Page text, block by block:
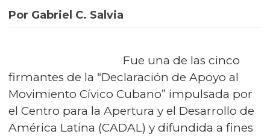
Por Gabriel C. Salvia
Fue una de las cinco
firmantes de la “Declaración de Apoyo al
Movimiento Cívico Cubano” impulsada por
el Centro para la Apertura y el Desarrollo de
América Latina (CADAL) y difundida a fines